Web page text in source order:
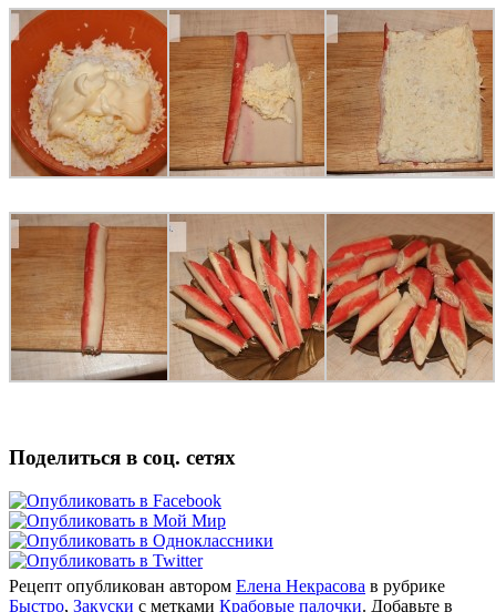
Поделиться в соц. сетях
Рецепт опубликован автором Елена Некрасова в рубрике
Быстро, Закуски с метками Крабовые палочки. Добавьте в